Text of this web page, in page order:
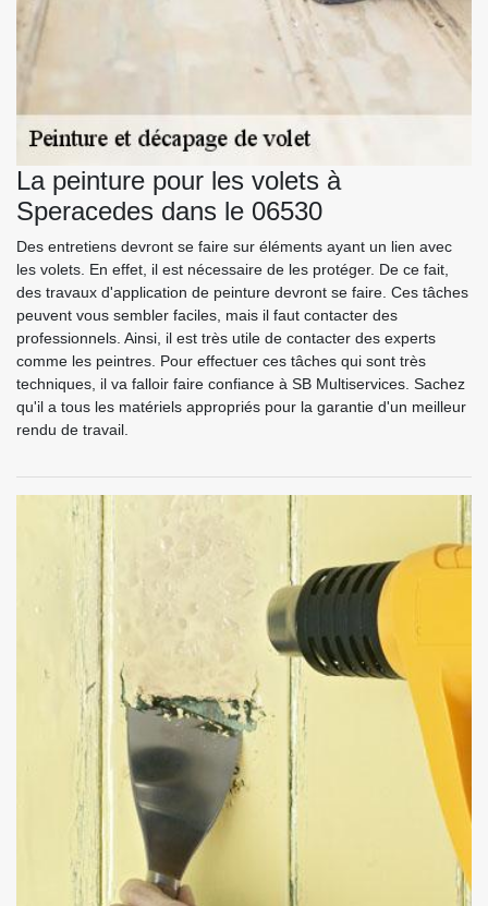
La peinture pour les volets à
Speracedes dans le 06530
Des entretiens devront se faire sur éléments ayant un lien avec
les volets. En effet, il est nécessaire de les protéger. De ce fait,
des travaux d'application de peinture devront se faire. Ces tâches
peuvent vous sembler faciles, mais il faut contacter des
professionnels. Ainsi, il est très utile de contacter des experts
comme les peintres. Pour effectuer ces tâches qui sont très
techniques, il va falloir faire confiance à SB Multiservices. Sachez
qu'il a tous les matériels appropriés pour la garantie d'un meilleur
rendu de travail.